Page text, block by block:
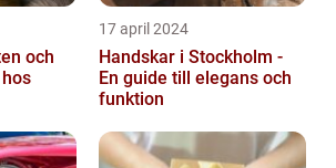
och
17 april 2024
Handskar i Stockholm -
En guide till elegans och
funktion